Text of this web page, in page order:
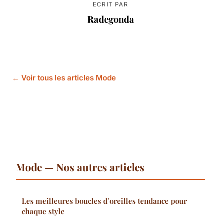
ECRIT PAR
Radegonda
← Voir tous les articles Mode
Mode — Nos autres articles
Les meilleures boucles d’oreilles tendance pour
chaque style